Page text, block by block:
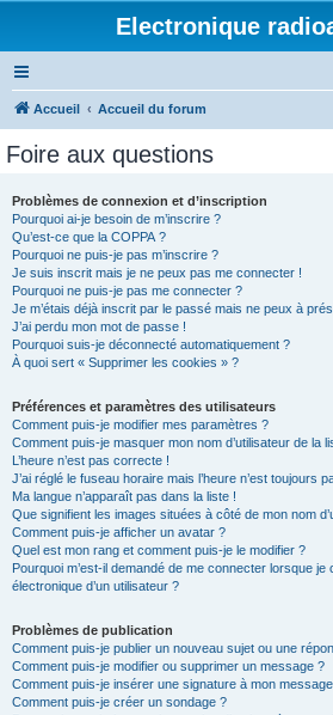
Electronique
Accueil Accueil du forum
Foire aux questions
Problèmes de connexion et d’inscription
Pourquoi ai-je besoin de m’inscrire ?
Qu’est-ce que la COPPA ?
Pourquoi ne puis-je pas m’inscrire ?
Je suis inscrit mais je ne peux pas me connecter !
Pourquoi ne puis-je pas me connecter ?
Je m’étais déjà inscrit par le passé mais ne peux à
J’ai perdu mon mot de passe !
Pourquoi suis-je déconnecté automatiquement ?
À quoi sert « Supprimer les cookies » ?
Préférences et paramètres des utilisateurs
Comment puis-je modifier mes paramètres ?
Comment puis-je masquer mon nom d’utilisateur de la
L’heure n’est pas correcte !
J’ai réglé le fuseau horaire mais l’heure n’est toujours
Ma langue n’apparaît pas dans la liste !
Que signifient les images situées à côté de mon nom
Comment puis-je afficher un avatar ?
Quel est mon rang et comment puis-je le modifier ?
Pourquoi m’est-il demandé de me connecter lorsque
électronique d’un utilisateur ?
Problèmes de publication
Comment puis-je publier un nouveau sujet ou une
Comment puis-je modifier ou supprimer un message ?
Comment puis-je insérer une signature à mon
Comment puis-je créer un sondage ?